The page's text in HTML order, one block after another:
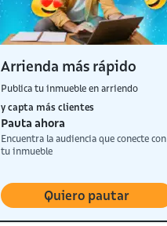
Arrienda más rápido
Publica tu inmueble en arriendo
y capta más clientes
Pauta ahora
Encuentra la audiencia que conecte con
tu inmueble
Quiero pautar